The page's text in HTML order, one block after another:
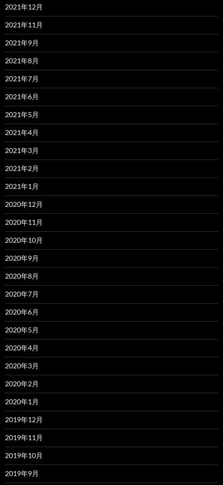
2021年12月
2021年11月
2021年9月
2021年8月
2021年7月
2021年6月
2021年5月
2021年4月
2021年3月
2021年2月
2021年1月
2020年12月
2020年11月
2020年10月
2020年9月
2020年8月
2020年7月
2020年6月
2020年5月
2020年4月
2020年3月
2020年2月
2020年1月
2019年12月
2019年11月
2019年10月
2019年9月